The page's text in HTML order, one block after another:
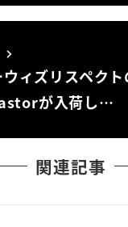
ィズリスペク
が入荷し…
関連記事